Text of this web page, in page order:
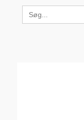
Search
for: